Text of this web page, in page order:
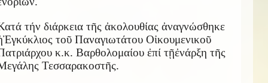
τήν διάρκεια τῆς ἀκολουθίας ἀναγνώσθηκε
Ἐγκύκλιος τοῦ Παναγιωτάτου Οἰκουμενικοῦ
κ.κ. Βαρθολομαίου ἐπί τῇἐνάρξη τῆς
Τεσσαρακοστῆς.